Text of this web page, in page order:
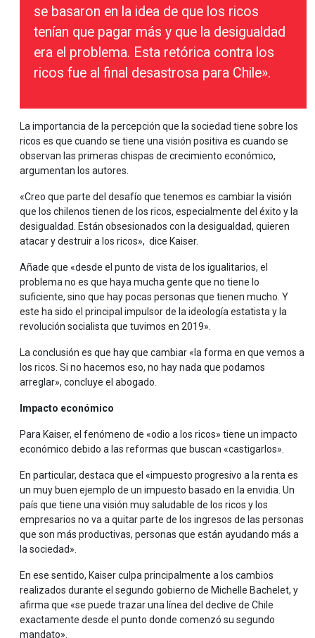
se basaron en la idea de que los ricos
tenían que pagar más y que la desigualdad
era el problema. Esta retórica contra los
ricos fue al final desastrosa para Chile».
La importancia de la percepción que la sociedad tiene sobre los
ricos es que cuando se tiene una visión positiva es cuando se
observan las primeras chispas de crecimiento económico,
argumentan los autores.
«Creo que parte del desafío que tenemos es cambiar la visión
que los chilenos tienen de los ricos, especialmente del éxito y la
desigualdad. Están obsesionados con la desigualdad, quieren
atacar y destruir a los ricos», dice Kaiser.
Añade que «desde el punto de vista de los igualitarios, el
problema no es que haya mucha gente que no tiene lo
suficiente, sino que hay pocas personas que tienen mucho. Y
este ha sido el principal impulsor de la ideología estatista y la
revolución socialista que tuvimos en 2019».
La conclusión es que hay que cambiar «la forma en que vemos a
los ricos. Si no hacemos eso, no hay nada que podamos
arreglar», concluye el abogado.
Impacto económico
Para Kaiser, el fenómeno de «odio a los ricos» tiene un impacto
económico debido a las reformas que buscan «castigarlos».
En particular, destaca que el «impuesto progresivo a la renta es
un muy buen ejemplo de un impuesto basado en la envidia. Un
país que tiene una visión muy saludable de los ricos y los
empresarios no va a quitar parte de los ingresos de las personas
que son más productivas, personas que están ayudando más a
la sociedad».
En ese sentido, Kaiser culpa principalmente a los cambios
realizados durante el segundo gobierno de Michelle Bachelet, y
afirma que «se puede trazar una línea del declive de Chile
exactamente desde el punto donde comenzó su segundo
mandato».